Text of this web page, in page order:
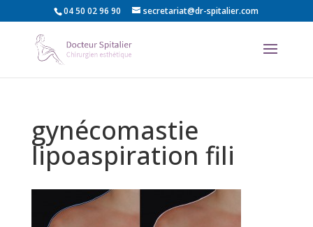
04 50 02 96 90 secretariat@dr-spitalier.com
gynécomastie
lipoaspiration fili